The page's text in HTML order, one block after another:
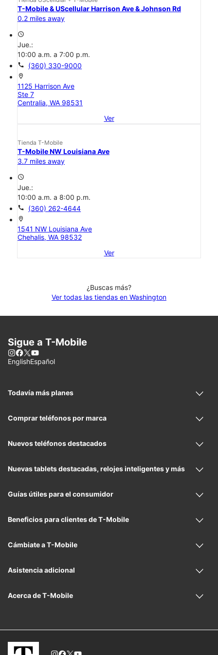
T-Mobile & UScellular Harrison Ave & Johnson Rd
0.2 miles away
access_time
Jue.:
10:00 a.m. a 7:00 p.m.
call (360) 330-9000
location_on
1125 Harrison Ave
Ste 7
Centralia, WA 98531
Ver
Tienda T-Mobile
T-Mobile NW Louisiana Ave
3.7 miles away
access_time
Jue.:
10:00 a.m. a 8:00 p.m.
call (360) 262-4644
location_on
1541 NW Louisiana Ave
Chehalis, WA 98532
Ver
¿Buscas más?
Ver todas las tiendas en Washington